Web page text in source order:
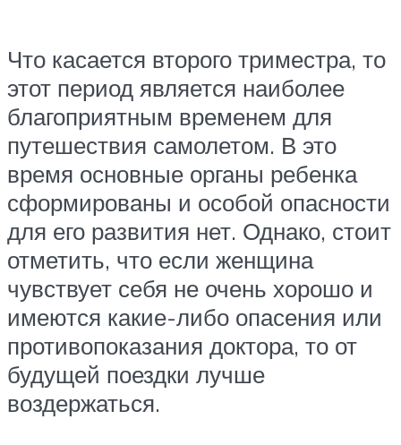
Что касается второго триместра, то
этот период является наиболее
благоприятным временем для
путешествия самолетом. В это
время основные органы ребенка
сформированы и особой опасности
для его развития нет. Однако, стоит
отметить, что если женщина
чувствует себя не очень хорошо и
имеются какие-либо опасения или
противопоказания доктора, то от
будущей поездки лучше
воздержаться.